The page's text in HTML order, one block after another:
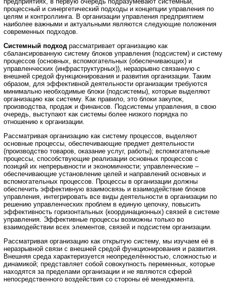
процессный и синергетический подходы и концепции управления по
целям и контроллинга. В организации управления предприятием
наиболее важными и актуальными являются следующие положения
современных подходов.
Системный подход рассматривает организацию как
сбалансированную систему блоков управления (подсистем) и систему
процессов (основных, вспомогательных (обеспечивающих) и
управленческих (инфраструктурных)), неразрывно связанную с
внешней средой функционирования и развития организации. Таким
образом, для эффективной деятельности организации требуются
минимально необходимые блоки (подсистемы), которые выделяют
организацию как систему. Как правило, это блоки закупок,
производства, продаж и финансов. Подсистемы управления, в свою
очередь, выступают как системы более низкого порядка по
отношению к организации.
Рассматривая организацию как систему процессов, выделяют
основные процессы, обеспечивающие предмет деятельности
(производство товаров, оказание услуг, работы); вспомогательные
процессы, способствующие реализации основных процессов с
позиций их непрерывности и экономичности; управленческие –
обеспечивающие установление целей и направлений основных и
вспомогательных процессов. Процессы в организации должны
обеспечить эффективную взаимосвязь и взаимодействие блоков
управления, интегрировать все виды деятельности в организации по
решению управленческих проблем в единую цепочку, повысить
эффективность горизонтальных (координационных) связей в системе
управления. Эффективные процессы возможны только во
взаимодействии всех элементов, связей и подсистем организации.
Рассматривая организацию как открытую систему, мы изучаем её в
неразрывной связи с внешней средой функционирования и развития.
Внешняя среда характеризуется неопределённостью, сложностью и
динамикой; представляет собой совокупность переменных, которые
находятся за пределами организации и не являются сферой
непосредственного воздействия со стороны её менеджмента.